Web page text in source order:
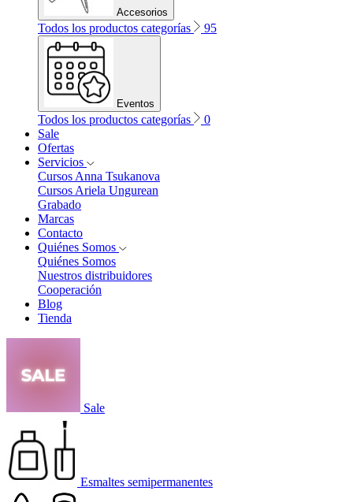
Accesorios
Todos los productos categorías 95
Eventos
Todos los productos categorías
0
Sale
Ofertas
Servicios
Cursos Anna Tsukanova
Cursos Ariela Ungurean
Grabado
Marcas
Contacto
Quiénes Somos
Quiénes Somos
Nuestros distribuidores
Cooperación
Blog
Tienda
Sale
Esmaltes semipermanentes